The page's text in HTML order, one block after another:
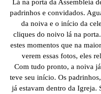
Lá na porta da Assembleia
padrinhos e convidados.
da noiva e o início da
cliques do noivo lá na
estes momentos que na
verem essas fotos, eles
Com tudo pronto, a noiva
teve seu início. Os
já estavam dentro da Igreja.